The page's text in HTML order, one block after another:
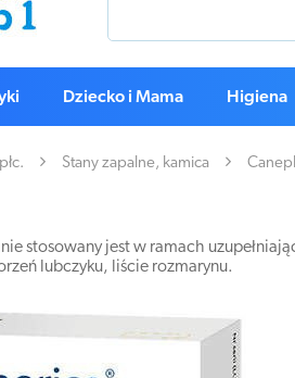
Dziecko i Mama Higiena
Stany zapalne, kamica
stosowany jest w ramach
lubczyku, liście rozmarynu.